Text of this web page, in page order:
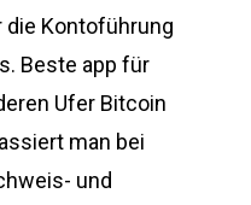
die Kontoführung
Beste app für
Ufer Bitcoin
man bei
und